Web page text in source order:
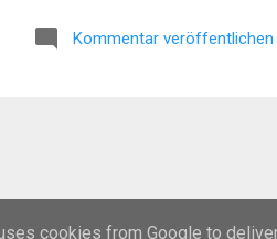
die
Kommentar veröffentlichen
cookies from Google to